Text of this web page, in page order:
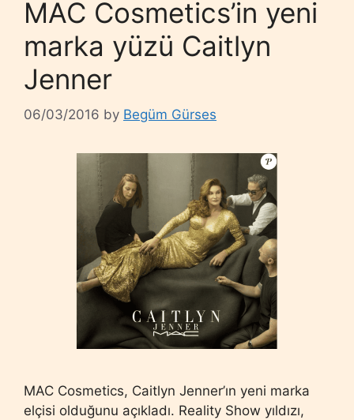
MAC Cosmetics’in yeni
marka yüzü Caitlyn
Jenner
06/03/2016 by Begüm Gürses
MAC Cosmetics, Caitlyn Jenner’ın yeni marka
elçisi olduğunu açıkladı. Reality Show yıldızı,